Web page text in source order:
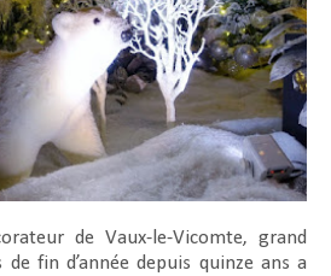
de Vaux-le-Vicomte, grand
fin d’année depuis quinze ans a